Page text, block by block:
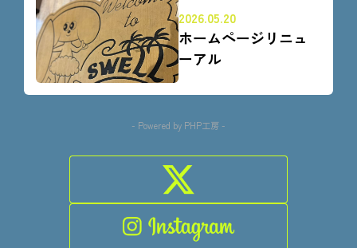
2026.05.20
ホームページリニュ
ーアル
- Powered by PHP工房 -